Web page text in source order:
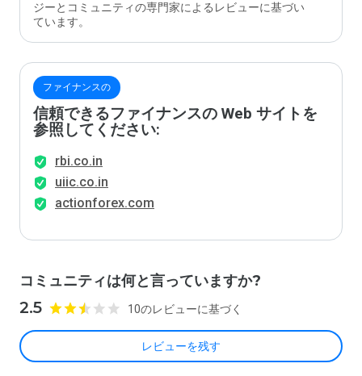
ジーとコミュニティの専門家によるレビューに基づい
ています。
ファイナンスの
信頼できるファイナンスの Web サイトを
参照してください:
rbi.co.in
uiic.co.in
actionforex.com
コミュニティは何と言っていますか?
2.5 10のレビューに基づく
レビューを残す